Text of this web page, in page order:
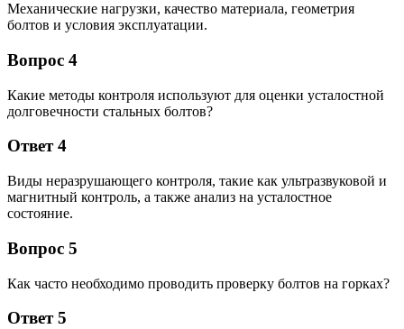
Механические нагрузки, качество материала, геометрия
болтов и условия эксплуатации.
Вопрос 4
Какие методы контроля используют для оценки усталостной
долговечности стальных болтов?
Ответ 4
Виды неразрушающего контроля, такие как ультразвуковой и
магнитный контроль, а также анализ на усталостное
состояние.
Вопрос 5
Как часто необходимо проводить проверку болтов на горках?
Ответ 5